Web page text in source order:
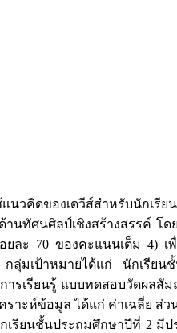
วคิดของเดวีส์สำหรับนักเ
ทัศนศิลป์เชิงสร้างสรรค์ โ
ละ 70 ของคะแนนเต็ม 4) เ
ลุ่มเป้าหมายได้แก่ นักเรีย
เรียนรู้ แบบทดสอบวัดผลสัม
ะห์ข้อมูล ได้แก่ ค่าเฉลี่ย ส่ว
ยนชั้นประถมศึกษาปีที่ 2 มีป